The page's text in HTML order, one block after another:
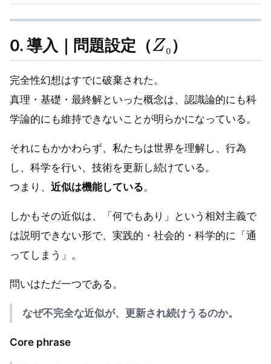
0. 導入｜問題設定（ ₀
Z₀
）
完全性幻想はすでに破棄された。
真理・基礎・最終解といった概念は、認識論的にも科
学論的にも維持できないことが明らかになっている。
それにもかかわらず、私たちは世界を理解し、行為
し、科学を行い、技術を更新し続けている。
つまり、 近似は機能している。
しかもその近似は、「何でもあり」という相対主義で
は説明できない形で、実践的・社会的・科学的に「通
ってしまう」。
問いはただ一つである。
なぜ不完全な近似が、更新され続けうるのか。
Core phrase